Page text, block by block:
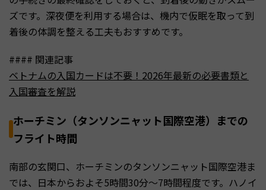
ズです。深夜便を利用する場合は、機内で仮眠を取って到
着後の体調を整える工夫もおすすめです。
#### 関連記事
ベトナムの入国カードは不要！2026年最新の必要書類と
入国審査を解説
ホーチミン（タンソンニャット国際空港）までの
フライト時間
南部の玄関口、ホーチミンのタンソンニャット国際空港ま
では、日本からおよそ5時間30分〜7時間程度です。ハノイ